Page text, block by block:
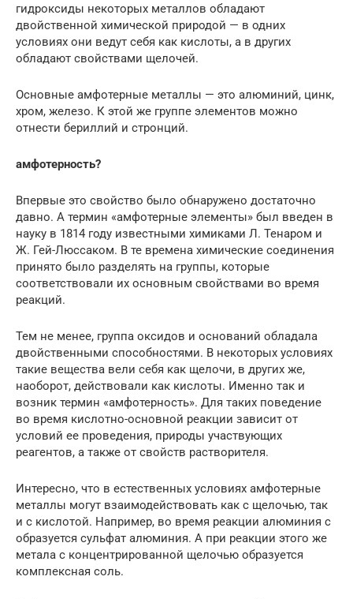
гидроксиды некоторых металлов обладают
двойственной химической природой — в одних
условиях они ведут себя как кислоты, а в других
обладают свойствами щелочей.
Основные амфотерные металлы — это алюминий, цинк,
хром, железо. К этой же группе элементов можно
отнести бериллий и стронций.
амфотерность?
Впервые это свойство было обнаружено достаточно
давно. А термин «амфотерные элементы» был введен в
науку в 1814 году известными химиками Л. Тенаром и
Ж. Гей-Люссаком. В те времена химические соединения
принято было разделять на группы, которые
соответствовали их основным свойствами во время
реакций.
Тем не менее, группа оксидов и оснований обладала
двойственными способностями. В некоторых условиях
такие вещества вели себя как щелочи, в других же,
наоборот, действовали как кислоты. Именно так и
возник термин «амфотерность». Для таких поведение
во время кислотно-основной реакции зависит от
условий ее проведения, природы участвующих
реагентов, а также от свойств растворителя.
Интересно, что в естественных условиях амфотерные
металлы могут взаимодействовать как с щелочью, так
и с кислотой. Например, во время реакции алюминия с
образуется сульфат алюминия. А при реакции этого же
метала с концентрированной щелочью образуется
комплексная соль.